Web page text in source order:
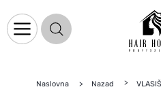
Naslovna Nazad